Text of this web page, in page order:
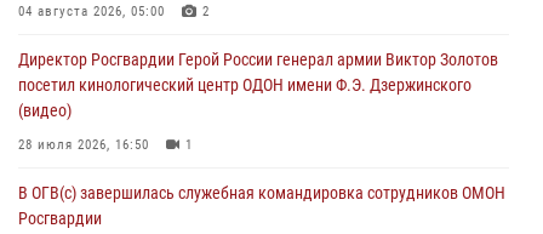
крупная нарколаборатория
04 августа 2026, 05:00 2
Директор Росгвардии Герой России генерал армии Виктор Золотов
посетил кинологический центр ОДОН имени Ф.Э. Дзержинского
(видео)
28 июля 2026, 16:50 1
В ОГВ(с) завершилась служебная командировка сотрудников ОМОН
Росгвардии